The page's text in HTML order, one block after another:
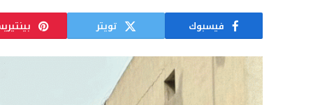
فيسبوك تويتر